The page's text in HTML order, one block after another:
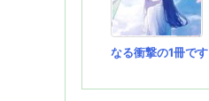
なる衝撃の1冊です